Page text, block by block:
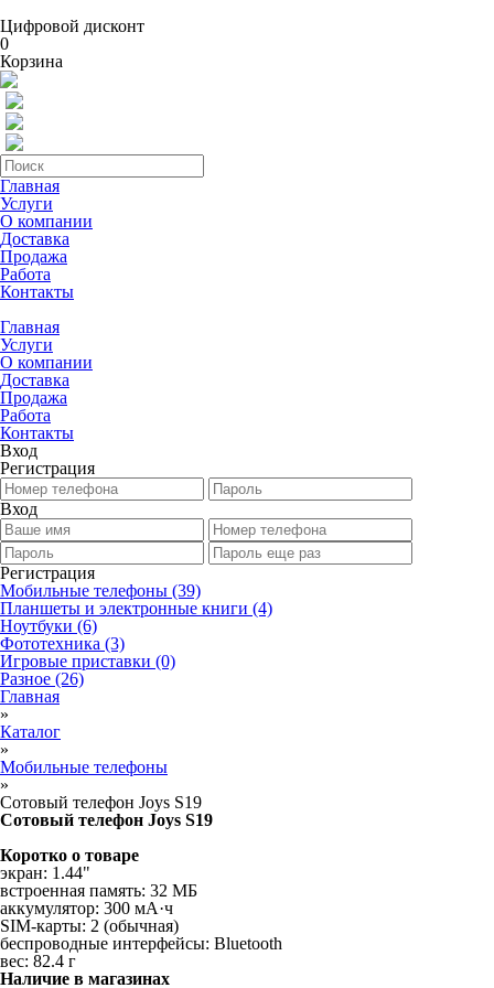
Цифровой дисконт
0
Корзина
Главная
Услуги
О компании
Доставка
Продажа
Работа
Контакты
Главная
Услуги
О компании
Доставка
Продажа
Работа
Контакты
Вход
Регистрация
Вход
Регистрация
Мобильные телефоны (39)
Планшеты и электронные книги (4)
Ноутбуки (6)
Фототехника (3)
Игровые приставки (0)
Разное (26)
Главная
»
Каталог
»
Мобильные телефоны
»
Сотовый телефон Joys S19
Сотовый телефон Joys S19
Коротко о товаре
экран: 1.44"
встроенная память: 32 МБ
аккумулятор: 300 мА·ч
SIM-карты: 2 (обычная)
беспроводные интерфейсы: Bluetooth
вес: 82.4 г
Наличие в магазинах